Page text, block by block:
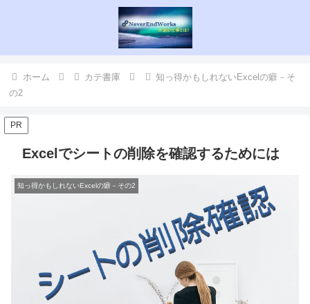
ホーム カテ書庫
知っ得かもしれないExcelの癖－そ
の2
PR
Excelでシートの削除を確認するためには
知っ得かもしれないExcelの癖－その2